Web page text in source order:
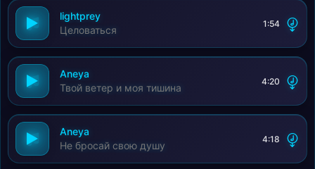
lightprey
Целоваться
1:54
Aneya
Твой ветер и моя тишина
4:20
Aneya
Не бросай свою душу
4:18